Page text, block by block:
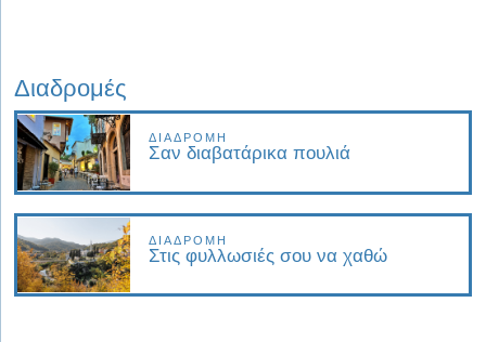
Διαδρομές
ΔΙΑΔΡΟΜΉ
Σαν διαβατάρικα πουλιά
ΔΙΑΔΡΟΜΉ
Στις φυλλωσιές σου να χαθώ